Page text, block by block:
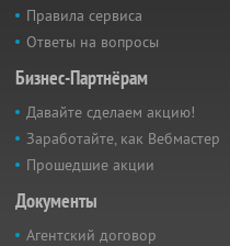
Правила сервиса
Ответы на вопросы
Бизнес-Партнёрам
Давайте сделаем акцию!
Заработайте, как Вебмастер
Прошедшие акции
Документы
Агентский договор